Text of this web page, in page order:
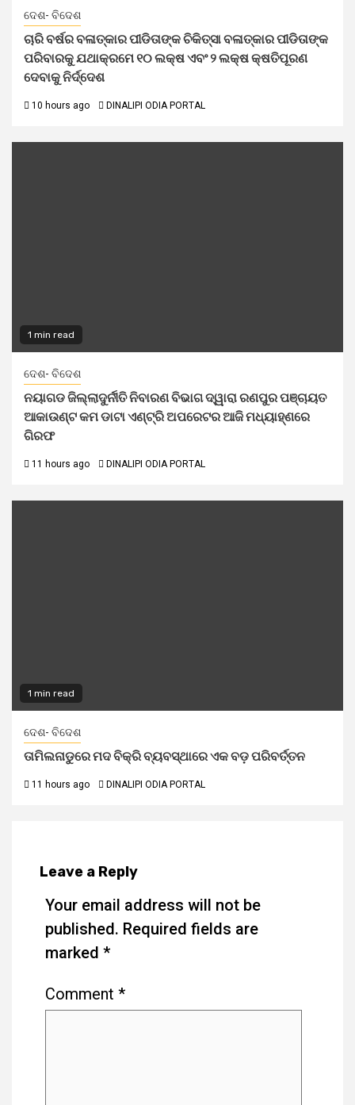
ଦେଶ- ବିଦେଶ
ଚାରି ବର୍ଷର ବଳାତ୍କାର ପୀଡିତାଙ୍କ ଚିକିତ୍ସା ବଳାତ୍କାର ପୀଡିତାଙ୍କ
ପରିବାରକୁ ଯଥାକ୍ରମେ ୧୦ ଲକ୍ଷ ଏବଂ ୨ ଲକ୍ଷ କ୍ଷତିପୂରଣ
ଦେବାକୁ ନିର୍ଦ୍ଦେଶ
10 hours ago DINALIPI ODIA PORTAL
1 min read
ଦେଶ- ବିଦେଶ
ନୟାଗଡ ଜିଲ୍ଲାଦୁର୍ନୀତି ନିବାରଣ ବିଭାଗ ଦ୍ୱାରା ରଣପୁର ପଞ୍ଚାୟତ
ଆକାଉଣ୍ଟ କମ ଡାଟା ଏଣ୍ଟ୍ରି ଅପରେଟର ଆଜି ମଧ୍ୟାହ୍‌ଣରେ
ଗିରଫ
11 hours ago DINALIPI ODIA PORTAL
1 min read
ଦେଶ- ବିଦେଶ
ତାମିଲନାଡୁରେ ମଦ ବିକ୍ରି ବ୍ୟବସ୍ଥାରେ ଏକ ବଡ଼ ପରିବର୍ତ୍ତନ
11 hours ago DINALIPI ODIA PORTAL
Leave a Reply
Your email address will not be
published. Required fields are
marked *
Comment *